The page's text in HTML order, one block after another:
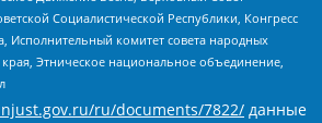
Социалистической Республики, Конгресс
Исполнительный комитет совета народных
края, Этническое национальное объединение,
ru/documents/7822/ данные